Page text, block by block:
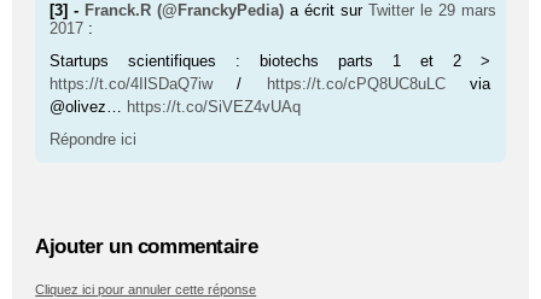
[3] - Franck.R (@FranckyPedia) a écrit sur Twitter le 29 mars
2017 :
Startups scientifiques : biotechs parts 1 et 2 >
https://t.co/4IlSDaQ7iw/ https://t.co/cPQ8UC8uLCvia
@olivez… https://t.co/SiVEZ4vUAq
Répondre ici
Ajouter un commentaire
Cliquez ici pour annuler cette réponse